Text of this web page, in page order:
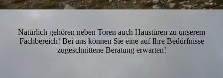
Natürlich gehören neben Toren auch Haustüren zu unserem
Fachbereich! Bei uns können Sie eine auf Ihre Bedürfnisse
zugeschnittene Beratung erwarten!